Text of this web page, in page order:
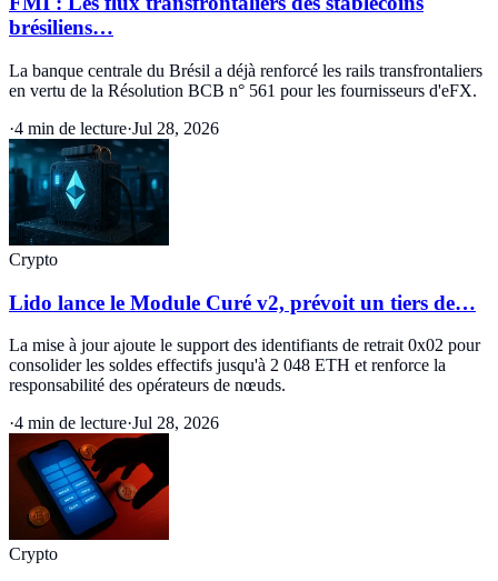
brésiliens…
La banque centrale du Brésil a déjà renforcé les rails transfrontaliers
en vertu de la Résolution BCB n° 561 pour les fournisseurs d'eFX.
·4 min de lecture·Jul 28, 2026
Crypto
Lido lance le Module Curé v2, prévoit un tiers de…
La mise à jour ajoute le support des identifiants de retrait 0x02 pour
consolider les soldes effectifs jusqu'à 2 048 ETH et renforce la
responsabilité des opérateurs de nœuds.
·4 min de lecture·Jul 28, 2026
Crypto